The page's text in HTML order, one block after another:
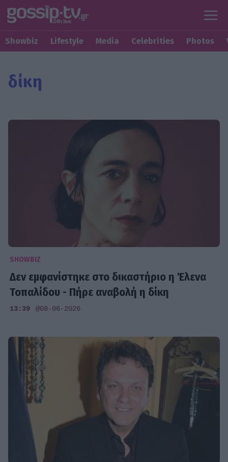
Showbiz Lifestyle Media Celebrities Photos
δίκη
SHOWBIZ
Δεν εμφανίστηκε στο δικαστήριο η Έλενα
Τοπαλίδου - Πήρε αναβολή η δίκη
13:39 @08-06-2026